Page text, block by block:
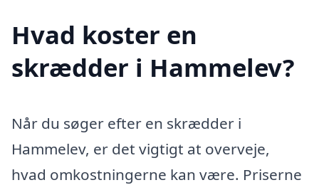
Hvad koster en
skrædder i Hammelev?
Når du søger efter en skrædder i
Hammelev, er det vigtigt at overveje,
hvad omkostningerne kan være. Priserne